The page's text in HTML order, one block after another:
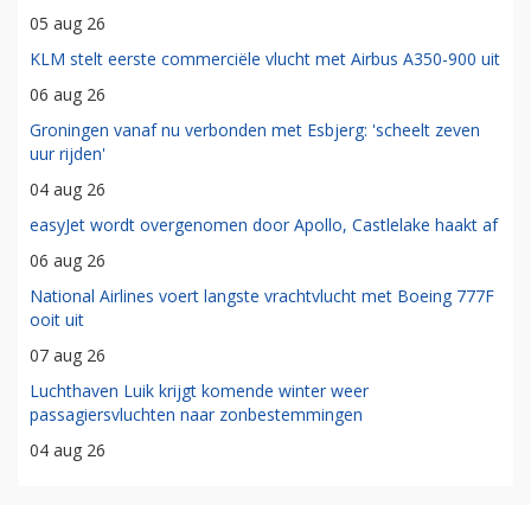
05 aug 26
KLM stelt eerste commerciële vlucht met Airbus A350-900 uit
06 aug 26
Groningen vanaf nu verbonden met Esbjerg: 'scheelt zeven
uur rijden'
04 aug 26
easyJet wordt overgenomen door Apollo, Castlelake haakt af
06 aug 26
National Airlines voert langste vrachtvlucht met Boeing 777F
ooit uit
07 aug 26
Luchthaven Luik krijgt komende winter weer
passagiersvluchten naar zonbestemmingen
04 aug 26